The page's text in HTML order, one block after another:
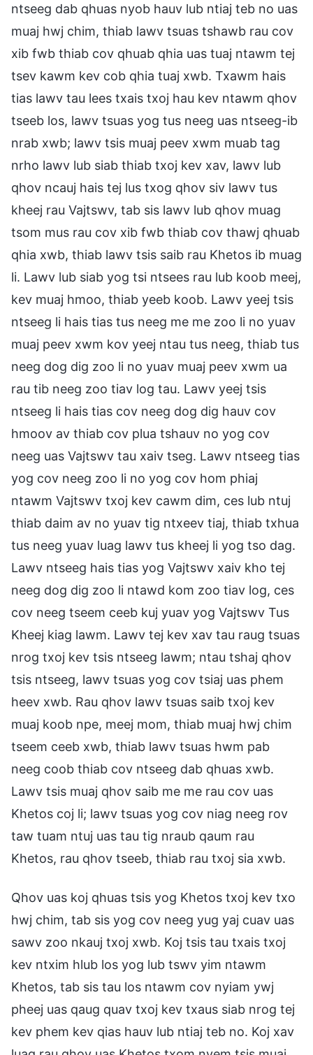
ntseeg dab qhuas nyob hauv lub ntiaj teb no uas
muaj hwj chim, thiab lawv tsuas tshawb rau cov
xib fwb thiab cov qhuab qhia uas tuaj ntawm tej
tsev kawm kev cob qhia tuaj xwb. Txawm hais
tias lawv tau lees txais txoj hau kev ntawm qhov
tseeb los, lawv tsuas yog tus neeg uas ntseeg-ib
nrab xwb; lawv tsis muaj peev xwm muab tag
nrho lawv lub siab thiab txoj kev xav, lawv lub
qhov ncauj hais tej lus txog qhov siv lawv tus
kheej rau Vajtswv, tab sis lawv lub qhov muag
tsom mus rau cov xib fwb thiab cov thawj qhuab
qhia xwb, thiab lawv tsis saib rau Khetos ib muag
li. Lawv lub siab yog tsi ntsees rau lub koob meej,
kev muaj hmoo, thiab yeeb koob. Lawv yeej tsis
ntseeg li hais tias tus neeg me me zoo li no yuav
muaj peev xwm kov yeej ntau tus neeg, thiab tus
neeg dog dig zoo li no yuav muaj peev xwm ua
rau tib neeg zoo tiav log tau. Lawv yeej tsis
ntseeg li hais tias cov neeg dog dig hauv cov
hmoov av thiab cov plua tshauv no yog cov
neeg uas Vajtswv tau xaiv tseg. Lawv ntseeg tias
yog cov neeg zoo li no yog cov hom phiaj
ntawm Vajtswv txoj kev cawm dim, ces lub ntuj
thiab daim av no yuav tig ntxeev tiaj, thiab txhua
tus neeg yuav luag lawv tus kheej li yog tso dag.
Lawv ntseeg hais tias yog Vajtswv xaiv kho tej
neeg dog dig zoo li ntawd kom zoo tiav log, ces
cov neeg tseem ceeb kuj yuav yog Vajtswv Tus
Kheej kiag lawm. Lawv tej kev xav tau raug tsuas
nrog txoj kev tsis ntseeg lawm; ntau tshaj qhov
tsis ntseeg, lawv tsuas yog cov tsiaj uas phem
heev xwb. Rau qhov lawv tsuas saib txoj kev
muaj koob npe, meej mom, thiab muaj hwj chim
tseem ceeb xwb, thiab lawv tsuas hwm pab
neeg coob thiab cov ntseeg dab qhuas xwb.
Lawv tsis muaj qhov saib me me rau cov uas
Khetos coj li; lawv tsuas yog cov niag neeg rov
taw tuam ntuj uas tau tig nraub qaum rau
Khetos, rau qhov tseeb, thiab rau txoj sia xwb.
Qhov uas koj qhuas tsis yog Khetos txoj kev txo
hwj chim, tab sis yog cov neeg yug yaj cuav uas
sawv zoo nkauj txoj xwb. Koj tsis tau txais txoj
kev ntxim hlub los yog lub tswv yim ntawm
Khetos, tab sis tau los ntawm cov nyiam ywj
pheej uas qaug quav txoj kev txaus siab nrog tej
kev phem kev qias hauv lub ntiaj teb no. Koj xav